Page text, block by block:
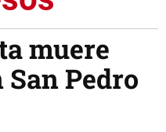
muere
Pedro